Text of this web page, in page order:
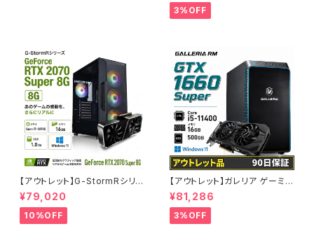
ormRシリーズ - GeForce GT
X 1060 - 12GBメモリ -
3%OFF
【アウトレット】G-StormRシリ
ーズ GeForce RTX 2070 Su
per Core i7-8700 16GBメモ
リ SSD1.0TB Windows11 ゲ
ーミングPC 90日保証
¥79,020
10%OFF
【アウトレット】ガレリア ゲーミン
グパソコン GTX 1660 Super
Core i5-11400 メモリ16GB S
SD500GB 90日保証 他メーカ
ー整備済み品
¥81,286
3%OFF